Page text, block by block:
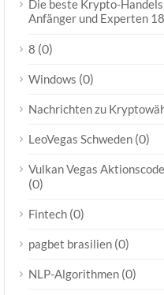
Die beste Krypto-
Anfänger und Experten
8 (0)
Windows (0)
Nachrichten zu
LeoVegas Schweden (0)
Vulkan Vegas
(0)
Fintech (0)
pagbet brasilien (0)
NLP-Algorithmen (0)